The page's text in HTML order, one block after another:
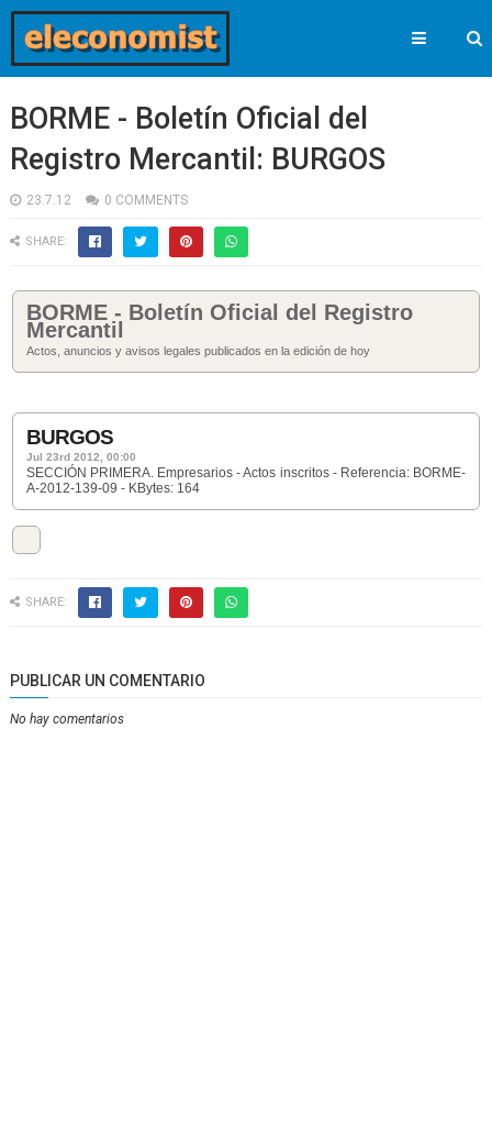
BORME - Boletín Oficial del
Registro Mercantil: BURGOS
23.7.12 0 COMMENTS
SHARE:
BORME - Boletín Oficial del Registro
Mercantil
Actos, anuncios y avisos legales publicados en la edición de hoy
BURGOS
Jul 23rd 2012, 00:00
SECCIÓN PRIMERA. Empresarios - Actos inscritos - Referencia: BORME-
A-2012-139-09 - KBytes: 164
SHARE:
PUBLICAR UN COMENTARIO
No hay comentarios